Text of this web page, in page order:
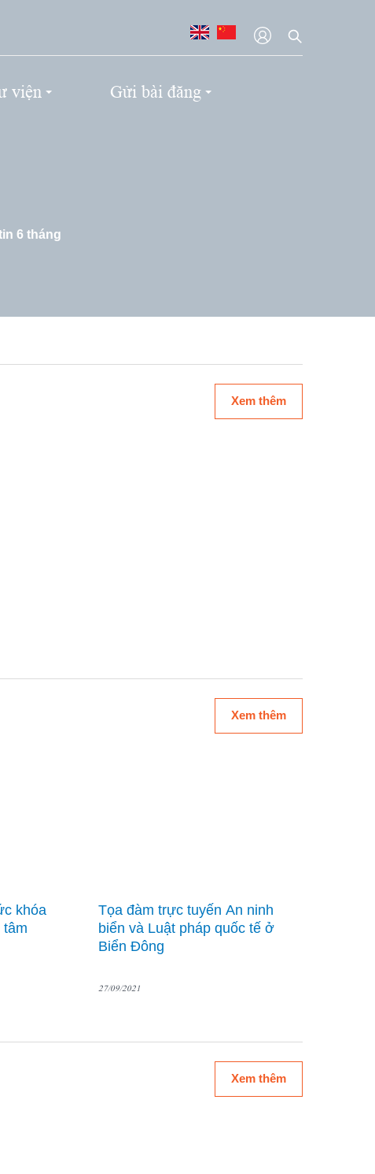
viện Gửi bài đăng
6 tháng
Xem thêm
Xem thêm
khóa
tâm
Tọa đàm trực tuyến An ninh
biển và Luật pháp quốc tế ở
Biển Đông
27/09/2021
Xem thêm